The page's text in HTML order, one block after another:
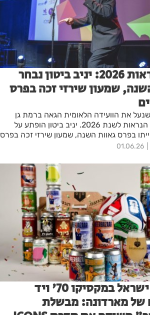
פרסי הנראות 2026: יניב ביטון נבחר
שמעון שירזי זכה בפרס
את הוועידה הלאומית הגאה ברמת גן
הוענקו פרסי הנראות לשנת 2026. יניב ביטון הופתע על
בפרס גאוות השנה, שמעון שירזי זכה בפרס
אנשי תקשורת, תרבות ודיגיטל זכו01.06.26
הגול של ישראל במקסיקו 70' ויד
של מארדונה: מבשלת